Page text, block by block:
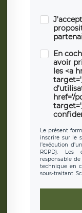
En
avoir
les <a
href='/
Le présent
inscrire sur le
l’exécution
RGPD). Les
responsable
technique en
sous-traitant
toute
d’inscription
protection
sont